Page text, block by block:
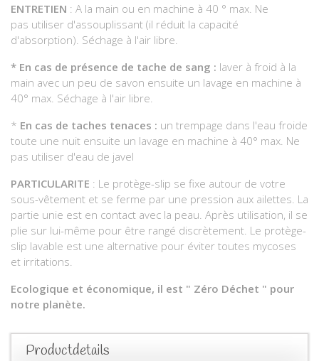
ENTRETIEN : A la main ou en machine à 40 ° max. Ne
pas utiliser d'assouplissant (il réduit la capacité
d'absorption). Séchage à l'air libre.
* En cas de présence de tache de sang : laver à froid à la
main avec un peu de savon ensuite un lavage en machine à
40° max. Séchage à l'air libre.
* En cas de taches tenaces : un trempage dans l'eau froide
toute une nuit ensuite un lavage en machine à 40° max. Ne
pas utiliser d'eau de javel
PARTICULARITE : Le protège-slip se fixe autour de votre
sous-vêtement et se ferme par une pression aux ailettes. La
partie unie est en contact avec la peau. Après utilisation, il se
plie sur lui-même pour être rangé discrètement. Le protège-
slip lavable est une alternative pour éviter toutes mycoses
et irritations.
Ecologique et économique, il est " Zéro Déchet " pour
notre planète.
Productdetails